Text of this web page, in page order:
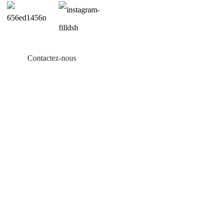
Contactez-nous